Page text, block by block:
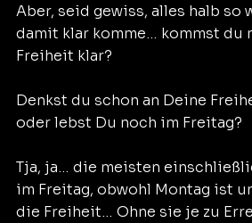
Aber, seid gewiss, alles halb so
damit klar komme… kommst du
Freiheit klar?
Denkst du schon an Deine
oder lebst Du noch im Freitag?
Tja, ja… die meisten
im Freitag, obwohl Montag ist
die Freiheit… Ohne sie je zu